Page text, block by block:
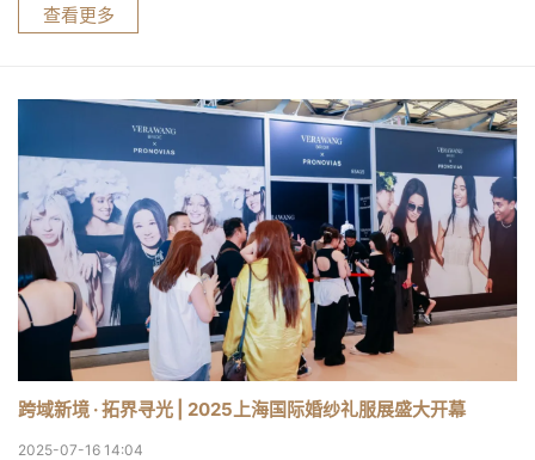
查看更多
跨域新境 · 拓界寻光 | 2025上海国际婚纱礼服展盛大开幕
2025-07-16 14:04